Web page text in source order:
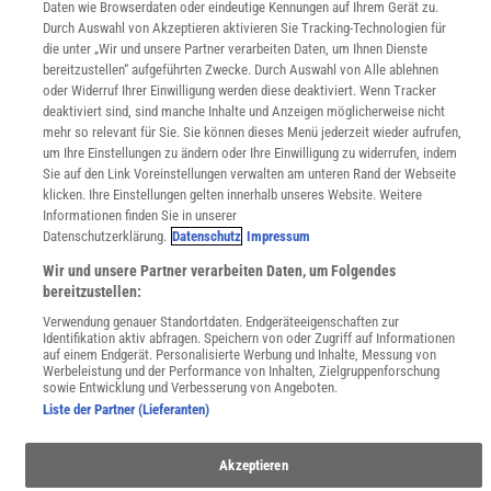
Zugänglichkeitserklärung
WEBSEITEN
KielSCN
Wissenschaft in die Schulen
SciLogs
Uns finden Sie auch hier:
Daten wie Browserdaten oder eindeutige Kennungen auf Ihrem Gerät zu.
Durch Auswahl von Akzeptieren aktivieren Sie Tracking-Technologien für
die unter „Wir und unsere Partner verarbeiten Daten, um Ihnen Dienste
bereitzustellen“ aufgeführten Zwecke. Durch Auswahl von Alle ablehnen
oder Widerruf Ihrer Einwilligung werden diese deaktiviert. Wenn Tracker
deaktiviert sind, sind manche Inhalte und Anzeigen möglicherweise nicht
mehr so relevant für Sie. Sie können dieses Menü jederzeit wieder aufrufen,
um Ihre Einstellungen zu ändern oder Ihre Einwilligung zu widerrufen, indem
Sie auf den Link Voreinstellungen verwalten am unteren Rand der Webseite
klicken. Ihre Einstellungen gelten innerhalb unseres Website. Weitere
Informationen finden Sie in unserer
Datenschutzerklärung. Datenschutz Impressum
Wir und unsere Partner verarbeiten Daten, um Folgendes
bereitzustellen:
Verwendung genauer Standortdaten. Endgeräteeigenschaften zur
Identifikation aktiv abfragen. Speichern von oder Zugriff auf Informationen
auf einem Endgerät. Personalisierte Werbung und Inhalte, Messung von
Werbeleistung und der Performance von Inhalten, Zielgruppenforschung
sowie Entwicklung und Verbesserung von Angeboten.
Liste der Partner (Lieferanten)
Akzeptieren